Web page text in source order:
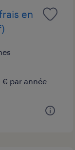
en
par année